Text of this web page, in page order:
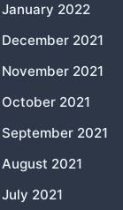
January 2022
December 2021
November 2021
October 2021
September 2021
August 2021
July 2021